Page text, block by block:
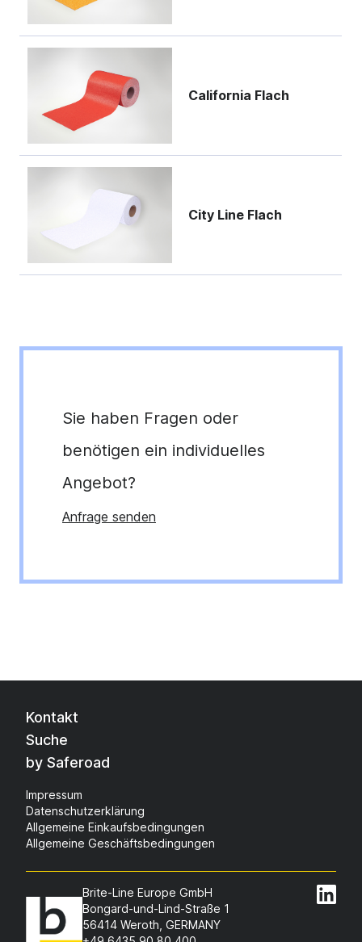
California Flach
City Line Flach
Sie haben Fragen oder
benötigen ein individuelles
Angebot?
Anfrage senden
Kontakt
Suche
by Saferoad
Impressum
Datenschutzerklärung
Allgemeine Einkaufsbedingungen
Allgemeine Geschäftsbedingungen
Brite-Line Europe GmbH
Bongard-und-Lind-Straße 1
56414 Weroth, GERMANY